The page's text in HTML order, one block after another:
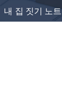
내 집 짓기 노트